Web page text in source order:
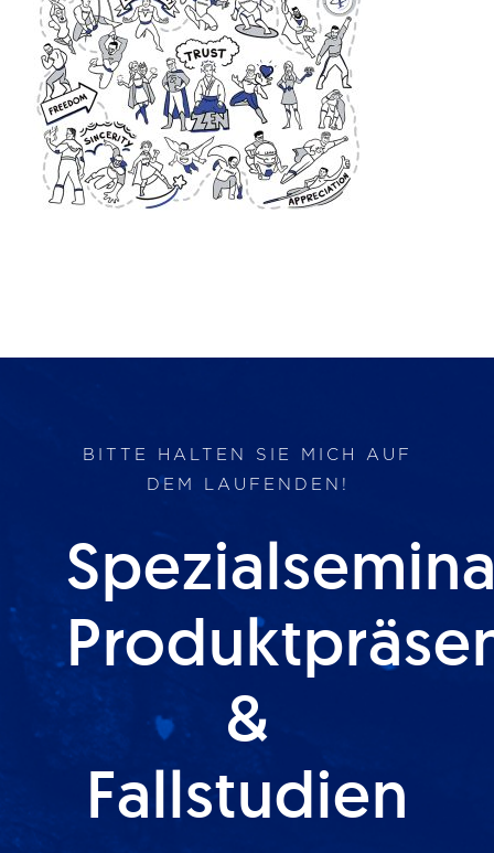
Produkte
Services
Auftragslabor
BITTE HALTEN SIE MICH AUF
DEM LAUFENDEN!
&
Fallstudien